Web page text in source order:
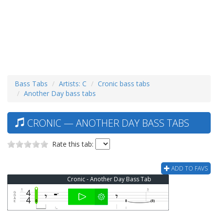
Bass Tabs Artists: C
Cronic bass tabs
Another Day bass tabs
CRONIC — ANOTHER DAY BASS TABS
Rate this tab:
ADD TO FAVS
Cronic - Another Day Bass Tab